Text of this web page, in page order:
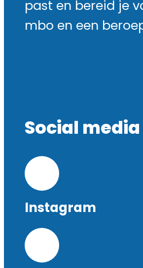
past en bereid je
mbo en een
Social media
Instagram